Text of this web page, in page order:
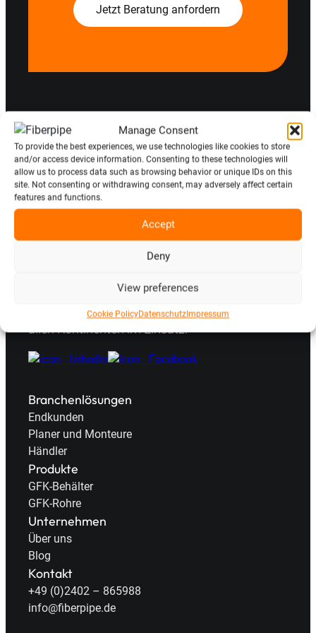
Manage Consent
To provide the best experiences, we use technologies like cookies to store
and/or access device information. Consenting to these technologies will
allow us to process data such as browsing behavior or unique IDs on this
site. Not consenting or withdrawing consent, may adversely affect certain
features and functions.
Accept
Deny
View preferences
Cookie PolicyDatenschutzImpressum
Jetzt Beratung anfordern
Mit unseren Rohren und Behältern können wir
Anforderung ganz individuell gerecht werden.
Unsere Produkte sind bereits seit Jahren auf
allen Kontinenten im Einsatz.
Branchenlösungen
Endkunden
Planer und Monteure
Händler
Produkte
GFK-Behälter
GFK-Rohre
Unternehmen
Über uns
Blog
Kontakt
+49 (0)2402 – 865988
info@fiberpipe.de